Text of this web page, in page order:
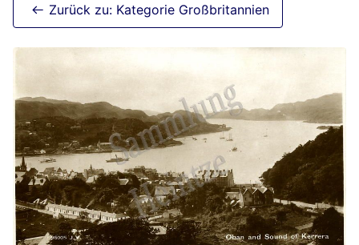
Zurück zu: Kategorie Großbritannien